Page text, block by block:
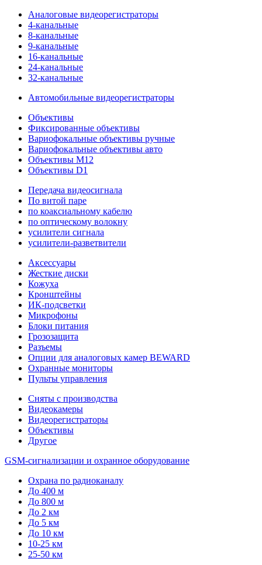
Аналоговые видеорегистраторы
4-канальные
8-канальные
9-канальные
16-канальные
24-канальные
32-канальные
Автомобильные видеорегистраторы
Объективы
Фиксированные объективы
Вариофокальные объективы ручные
Вариофокальные объективы авто
Объективы M12
Объективы D1
Передача видеосигнала
По витой паре
по коаксиальному кабелю
по оптическому волокну
усилители сигнала
усилители-разветвители
Аксессуары
Жесткие диски
Кожуха
Кронштейны
ИК-подсветки
Микрофоны
Блоки питания
Грозозащита
Разъемы
Опции для аналоговых камер BEWARD
Охранные мониторы
Пульты управления
Сняты с производства
Видеокамеры
Видеорегистраторы
Объективы
Другое
GSM-сигнализации и охранное оборудование
Охрана по радиоканалу
До 400 м
До 800 м
До 2 км
До 5 км
До 10 км
10-25 км
25-50 км